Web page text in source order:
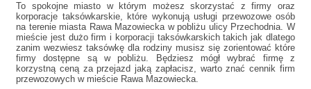
To spokojne miasto w którym możesz skorzystać z firmy oraz
korporacje taksówkarskie, które wykonują usługi przewozowe osób
na terenie miasta Rawa Mazowiecka w pobliżu ulicy Przechodnia. W
mieście jest dużo firm i korporacji taksówkarskich takich jak dlatego
zanim wezwiesz taksówkę dla rodziny musisz się zorientować które
firmy dostępne są w pobliżu. Będziesz mógł wybrać firmę z
korzystną ceną za przejazd jaką zapłacisz, warto znać cennik firm
przewozowych w mieście Rawa Mazowiecka.